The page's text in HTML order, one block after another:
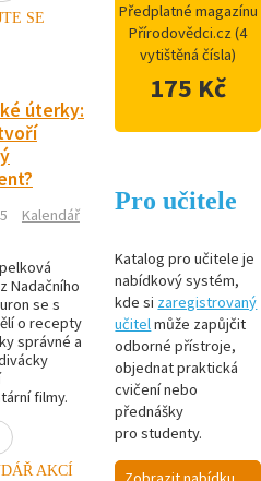
SE
úterky:
Kalendář
Nadačního
se s
o recepty
správné a
filmy.
AKCÍ
Předplatné magazínu
Přírodovědci.cz (4
vytištěná čísla)
175 Kč
Pro učitele
Katalog pro učitele je
nabídkový systém,
kde si zaregistrovaný
učitelmůže zapůjčit
odborné přístroje,
objednat praktická
cvičení nebo
přednášky
pro studenty.